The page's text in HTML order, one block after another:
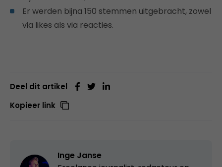
Er werden bijna 150 stemmen uitgebracht, zowel
via likes als via reacties.
Deel dit artikel
Kopieer link
Inge Janse